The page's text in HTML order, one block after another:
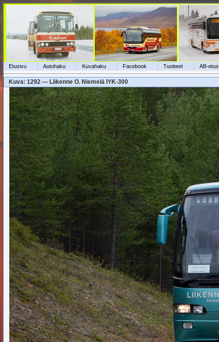
Etusivu Autohaku Kuvahaku Facebook Tuotteet AB-
Kuva: 1292 — Liikenne O. Niemelä IYK-300